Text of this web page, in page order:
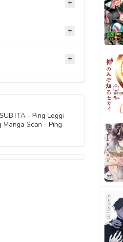
09 Giugno 2022
08 Giugno 2022
28 Gennaio 2022
28 Gennaio 2022
14 Gennaio 2021
07 Dicembre 2020
04 Novembre 2020
ITA - Ping Leggi
Scan - Ping